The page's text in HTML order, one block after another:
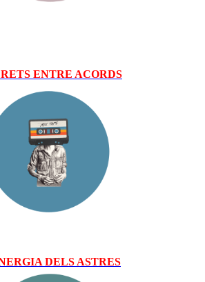
ENTRE ACORDS
DELS ASTRES